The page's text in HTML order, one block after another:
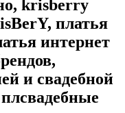
krisberry
платья
интернет
и свадебной